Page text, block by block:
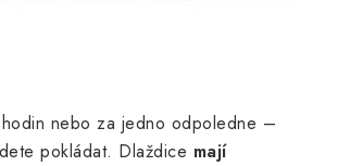
nebo za jedno odpoledne –
pokládat. Dlaždice mají